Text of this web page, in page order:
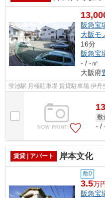
阪急宝
大阪モ
16分
阪急宝
- / -㎡
大阪府
蛍池駅 月極駐車場 賃貸駐車場 伊丹
敷
- /
賃貸 | アパート 岸本文化
敷0
3.5万
阪急宝